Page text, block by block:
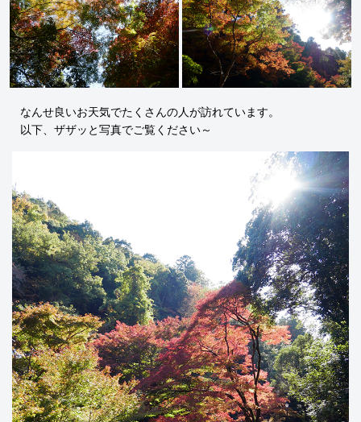
なんせ良いお天気でたくさんの人が訪れています。
以下、ザザッと写真でご覧ください～